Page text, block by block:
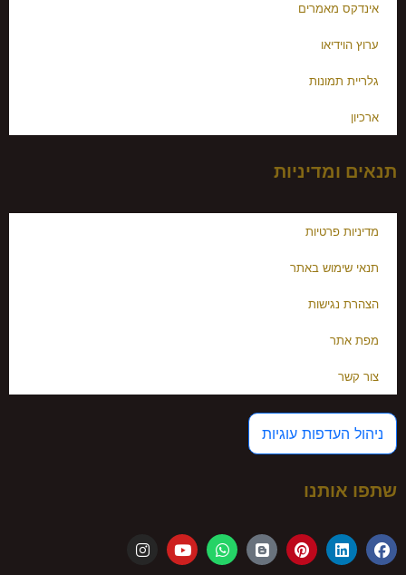
אינדקס מאמרים
ערוץ הוידיאו
גלריית תמונות
ארכיון
תנאים ומדיניות
מדיניות פרטיות
תנאי שימוש באתר
הצהרת נגישות
מפת אתר
צור קשר
ניהול העדפות עוגיות
שתפו אותנו